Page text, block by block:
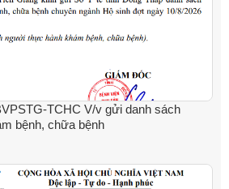
TCHC V/v gửi danh sách
bệnh, chữa bệnh